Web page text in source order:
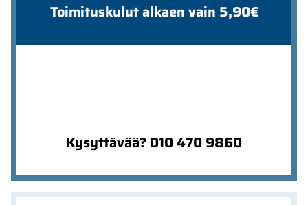
Toimituskulut alkaen vain 5,90€
Kysyttävää? 010 470 9860